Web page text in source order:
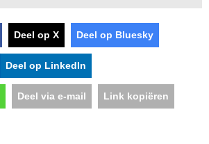
Deel op X Deel op Bluesky
Deel op LinkedIn
Deel via e-mail Link kopiëren